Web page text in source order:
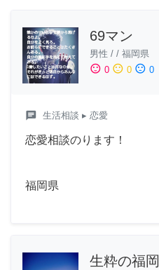
69マン
男性 / / 福岡県
sentiment_satisfied 0 sentiment_neutral 0 sentiment_dissatisfied 0
chat 生活相談 ▸ 恋愛
恋愛相談のります！
福岡県
生粋の福